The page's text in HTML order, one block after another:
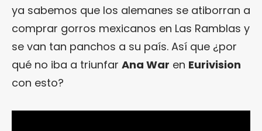
ya sabemos que los alemanes se atiborran a
comprar gorros mexicanos en Las Ramblas y
se van tan panchos a su país. Así que ¿por
qué no iba a triunfar Ana War en Eurivision
con esto?